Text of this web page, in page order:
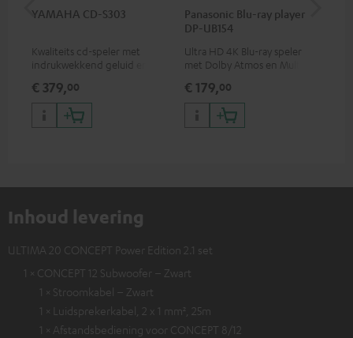
YAMAHA CD-S303
Kwaliteits cd-speler met
indrukwekkend geluid en
€ 379,00
Panasonic Blu-ray player
DP-UB154
Ultra HD 4K Blu-ray speler
met Dolby Atmos en Multi
waaronder HDR10+ voor
superieure beeldkwaliteit met
levensecht contrast en
kleuren
€ 179,00
Inhoud levering
ULTIMA 20 CONCEPT Power Edition 2.1 set
1 × CONCEPT 12 Subwoofer – Zwart
1 × Stroomkabel – Zwart
1 × Luidsprekerkabel, 2 x 1 mm², 25m
1 × Afstandsbediening voor CONCEPT 8/12